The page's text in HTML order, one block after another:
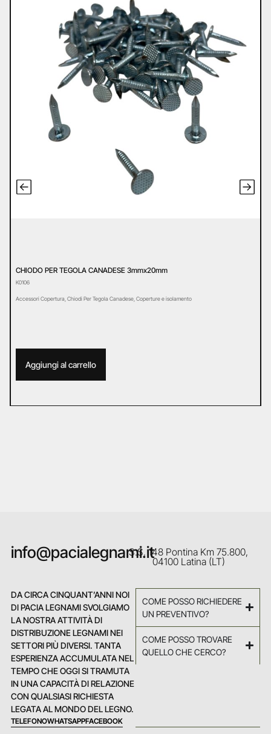
CHIODO PER TEGOLA CANADESE 3mmx20mm
K0106
Accessori Copertura Chiodi Per Tegola Canadese Coperture e isolamento
Aggiungi al carrello
info@pacialegnami.itS.S. 148 Pontina Km 75.800,
04100 Latina (LT)
DA CIRCA CINQUANT’ANNI NOI
DI PACIA LEGNAMI SVOLGIAMO
LA NOSTRA ATTIVITÀ DI
DISTRIBUZIONE LEGNAMI NEI
SETTORI PIÙ DIVERSI. TANTA
ESPERIENZA ACCUMULATA NEL
TEMPO CHE OGGI SI TRAMUTA
IN UNA CAPACITÀ DI RELAZIONE
CON QUALSIASI RICHIESTA
LEGATA AL MONDO DEL LEGNO.
TELEFONOWHATSAPPFACEBOOK
COME POSSO RICHIEDERE
UN PREVENTIVO?
COME POSSO TROVARE
QUELLO CHE CERCO?